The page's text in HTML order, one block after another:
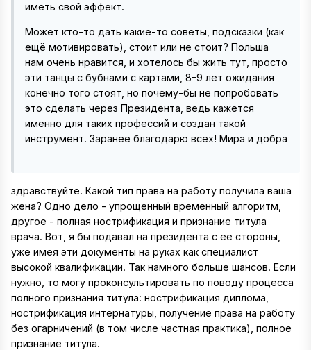
иметь свой эффект.
Может кто-то дать какие-то советы, подсказки (как
ещё мотивировать), стоит или не стоит? Польша
нам очень нравится, и хотелось бы жить тут, просто
эти танцы с бубнами с картами, 8-9 лет ожидания
конечно того стоят, но почему-бы не попробовать
это сделать через Президента, ведь кажется
именно для таких профессий и создан такой
инструмент. Заранее благодарю всех! Мира и добра
здравствуйте. Какой тип права на работу получила ваша
жена? Одно дело - упрощенный временный алгоритм,
другое - полная нострификация и признание титула
врача. Вот, я бы подавал на президента с ее стороны,
уже имея эти документы на руках как специалист
высокой квалификации. Так намного больше шансов. Если
нужно, то могу проконсультировать по поводу процесса
полного признания титула: нострификация диплома,
нострификация интернатуры, получение права на работу
без огарничений (в том числе частная практика), полное
признание титула.